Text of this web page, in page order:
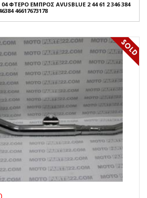
04 ΦΤΕΡΟ ΕΜΠΡΟΣ AVUSBLUE 2 44 61 2 346 384
46617673178